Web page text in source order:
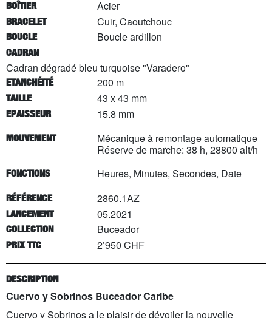
BOÎTIER Acier
BRACELET Cuir, Caoutchouc
BOUCLE Boucle ardillon
CADRAN
Cadran dégradé bleu turquoise "Varadero"
ETANCHÉITÉ 200 m
TAILLE 43 x 43 mm
EPAISSEUR 15.8 mm
MOUVEMENT
Mécanique à remontage automatique
Réserve de marche: 38 h, 28800 alt/h
FONCTIONS Heures, Minutes, Secondes, Date
RÉFÉRENCE 2860.1AZ
LANCEMENT 05.2021
COLLECTION Buceador
PRIX TTC 2’950 CHF
DESCRIPTION
Cuervo y Sobrinos Buceador Caribe
Cuervo y Sobrinos a le plaisir de dévoiler la nouvelle